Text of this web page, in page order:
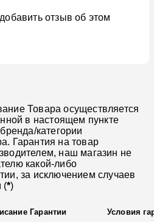
отзыв об этом
Товара осуществляется
в настоящем пункте
категории
Гарантия на товар
наш магазин не
какой-либо
за исключением случаев
(*)
Гарантии Условия